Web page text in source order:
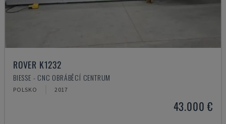
ROVER K1232
BIESSE - CNC OBRÁBĚCÍ CENTRUM
POLSKO 2017
43.000 €